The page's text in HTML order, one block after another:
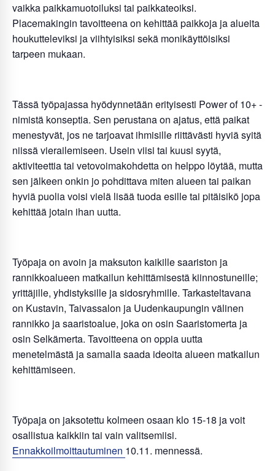
vaikka paikkamuotoiluksi tai paikkateoiksi.
Placemakingin tavoitteena on kehittää paikkoja ja alueita
houkutteleviksi ja viihtyisiksi sekä monikäyttöisiksi
tarpeen mukaan.
Tässä työpajassa hyödynnetään erityisesti Power of 10+ -
nimistä konseptia. Sen perustana on ajatus, että paikat
menestyvät, jos ne tarjoavat ihmisille riittävästi hyviä syitä
niissä vierailemiseen. Usein viisi tai kuusi syytä,
aktiviteettia tai vetovoimakohdetta on helppo löytää, mutta
sen jälkeen onkin jo pohdittava miten alueen tai paikan
hyviä puolia voisi vielä lisää tuoda esille tai pitäisikö jopa
kehittää jotain ihan uutta.
Työpaja on avoin ja maksuton kaikille saariston ja
rannikkoalueen matkailun kehittämisestä kiinnostuneille;
yrittäjille, yhdistyksille ja sidosryhmille. Tarkasteltavana
on Kustavin, Taivassalon ja Uudenkaupungin välinen
rannikko ja saaristoalue, joka on osin Saaristomerta ja
osin Selkämerta. Tavoitteena on oppia uutta
menetelmästä ja samalla saada ideoita alueen matkailun
kehittämiseen.
Työpaja on jaksotettu kolmeen osaan klo 15-18 ja voit
osallistua kaikkiin tai vain valitsemiisi.
Ennakkoilmoittautuminen 10.11. mennessä.